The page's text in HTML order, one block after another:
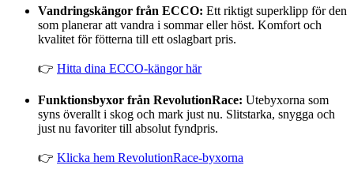
Vandringskängor från ECCO: Ett riktigt superklipp för den
som planerar att vandra i sommar eller höst. Komfort och
kvalitet för fötterna till ett oslagbart pris.
👉 Hitta dina ECCO-kängor här
Funktionsbyxor från RevolutionRace: Utebyxorna som
syns överallt i skog och mark just nu. Slitstarka, snygga och
just nu favoriter till absolut fyndpris.
👉 Klicka hem RevolutionRace-byxorna